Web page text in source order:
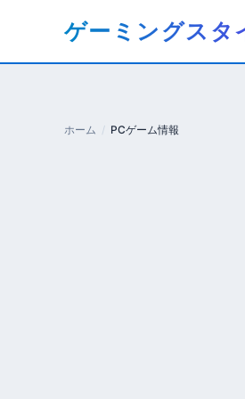
テ
ゲーミングスタ
ホーム PCゲーム情報